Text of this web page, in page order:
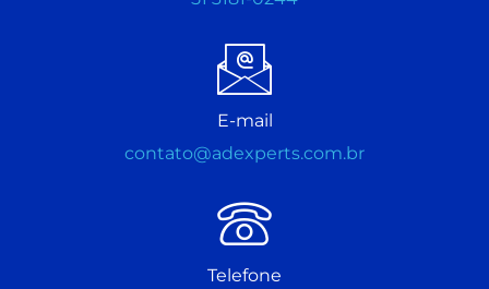
E-mail
contato@adexperts.com.br
Telefone